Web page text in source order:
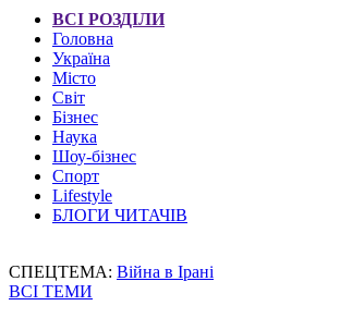
ВСІ РОЗДІЛИ
Головна
Україна
Місто
Світ
Бізнес
Наука
Шоу-бізнес
Спорт
Lifestyle
БЛОГИ ЧИТАЧІВ
СПЕЦТЕМА: Війна в Ірані
ВСІ ТЕМИ